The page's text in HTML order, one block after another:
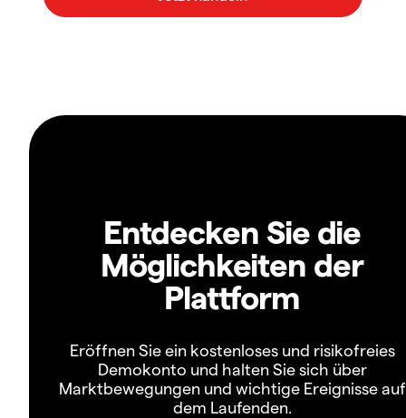
Entdecken Sie die
Möglichkeiten der
Plattform
Eröffnen Sie ein kostenloses und risikofreies
Demokonto und halten Sie sich über
Marktbewegungen und wichtige Ereignisse auf
dem Laufenden.